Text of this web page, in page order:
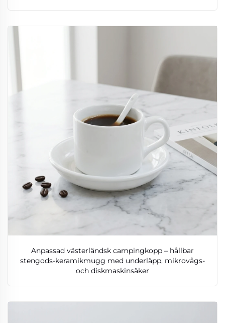
Anpassad västerländsk campingkopp – hållbar
stengods-keramikmugg med underläpp, mikrovågs-
och diskmaskinsäker